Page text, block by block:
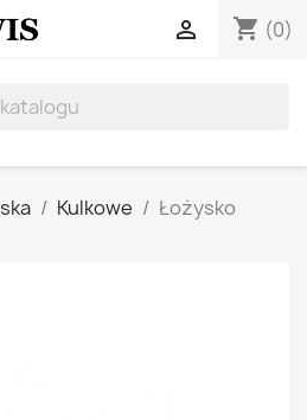
shopping_cart (0)

Kulkowe
Łożysko